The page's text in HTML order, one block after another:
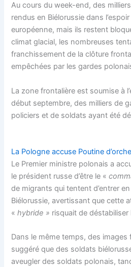
Au cours du week-end, des
rendus en Biélorussie dans
européenne, mais ils restent
climat glacial, les nombreuses
franchissement de la clôture
empêchées par les gardes
La zone frontalière est soumise à
début septembre, des milliers de
policiers et de soldats ayant été
La Pologne accuse Poutine
Le Premier ministre polonais a
le président russe d’être le «
de migrants qui tentent d’entrer
Biélorussie, avertissant que cette
«hybride » risquait de déstabiliser
Dans le même temps, des
suggéré que des soldats
aveugler des soldats polonais,